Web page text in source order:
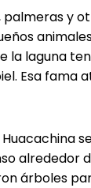
y
la laguna
Esa fama
alrededor
árboles